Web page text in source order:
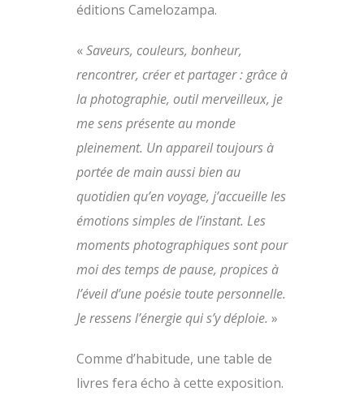
éditions Camelozampa.
«Saveurs, couleurs, bonheur,
rencontrer, créer et partager : grâce à
la photographie, outil merveilleux, je
me sens présente au monde
pleinement. Un appareil toujours à
portée de main aussi bien au
quotidien qu’en voyage, j’accueille les
émotions simples de l’instant. Les
moments photographiques sont pour
moi des temps de pause, propices à
l’éveil d’une poésie toute personnelle.
Je ressens l’énergie qui s’y déploie. »
Comme d’habitude, une table de
livres fera écho à cette exposition.